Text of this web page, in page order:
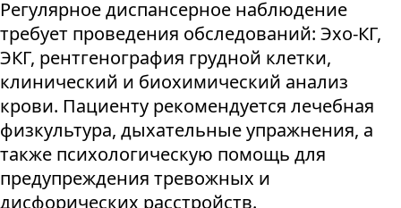
Регулярное диспансерное наблюдение
требует проведения обследований: Эхо-КГ,
ЭКГ, рентгенография грудной клетки,
клинический и биохимический анализ
крови. Пациенту рекомендуется лечебная
физкультура, дыхательные упражнения, а
также психологическую помощь для
предупреждения тревожных и
дисфорических расстройств.